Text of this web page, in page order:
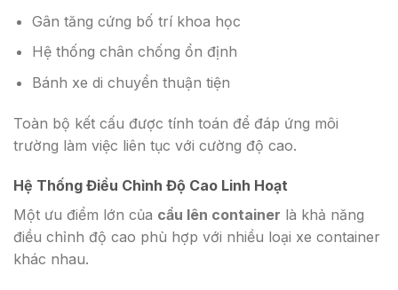
Gân tăng cứng bố trí khoa học
Hệ thống chân chống ổn định
Bánh xe di chuyển thuận tiện
Toàn bộ kết cấu được tính toán để đáp ứng môi
trường làm việc liên tục với cường độ cao.
Hệ Thống Điều Chỉnh Độ Cao Linh Hoạt
Một ưu điểm lớn của cầu lên container là khả năng
điều chỉnh độ cao phù hợp với nhiều loại xe container
khác nhau.